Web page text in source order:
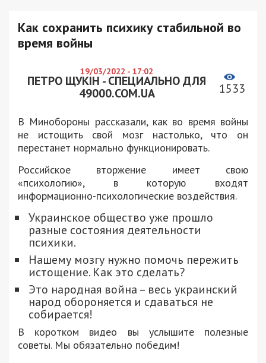
Как сохранить психику стабильной во
время войны
19/03/2022 - 17:02
ПЕТРО ЩУКІН - СПЕЦИАЛЬНО ДЛЯ
49000.COM.UA
1533
В Минобороны рассказали, как во время войны
не истощить свой мозг настолько, что он
перестанет нормально функционировать.
Российское вторжение имеет свою
«психологию», в которую входят
информационно-психологические воздействия.
Украинское общество уже прошло
разные состояния деятельности
психики.
Нашему мозгу нужно помочь пережить
истощение. Как это сделать?
Это народная война – весь украинский
народ обороняется и сдаваться не
собирается!
В коротком видео вы услышите полезные
советы. Мы обязательно победим!